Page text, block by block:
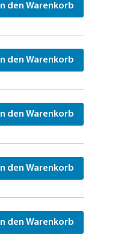
In den Warenkorb
In den Warenkorb
In den Warenkorb
In den Warenkorb
In den Warenkorb